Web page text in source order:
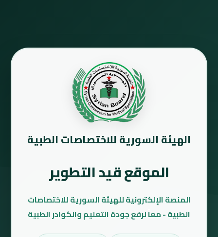
الهيئة السورية للاختصاصات الطبية
الموقع قيد التطوير
المنصة الإلكترونية للهيئة السورية للاختصاصات
الطبية - معاً لرفع جودة التعليم والكوادر الطبية